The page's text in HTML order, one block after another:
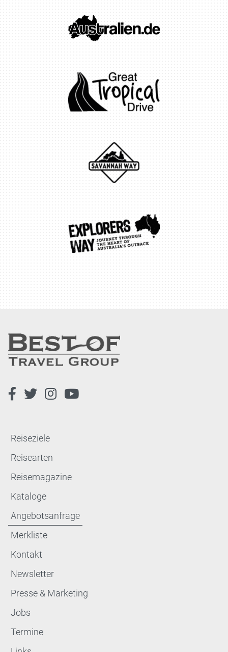
Reiseziele
Reisearten
Reisemagazine
Kataloge
Angebotsanfrage
Merkliste
Kontakt
Newsletter
Presse & Marketing
Jobs
Termine